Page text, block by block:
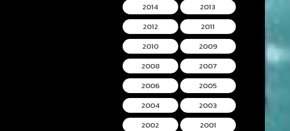
2014
2013
2012
2011
2010
2009
2008
2007
2006
2005
2004
2003
2002
2001